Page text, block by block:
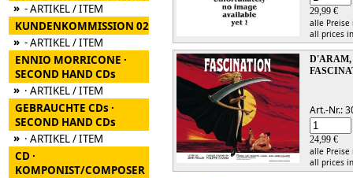
» - ARTIKEL / ITEM
KUNDENKOMMISSION 02
» - ARTIKEL / ITEM
ENNIO MORRICONE ·
SECOND HAND CDs
» · ARTIKEL / ITEM
GEBRAUCHTE CDs ·
SECOND HAND CDs
» · ARTIKEL / ITEM
CD ·
KOMPONIST/COMPOSER
29,99 €
alle
all prices
D'ARAM,
Art.-Nr.:
24,99 €
alle
all prices